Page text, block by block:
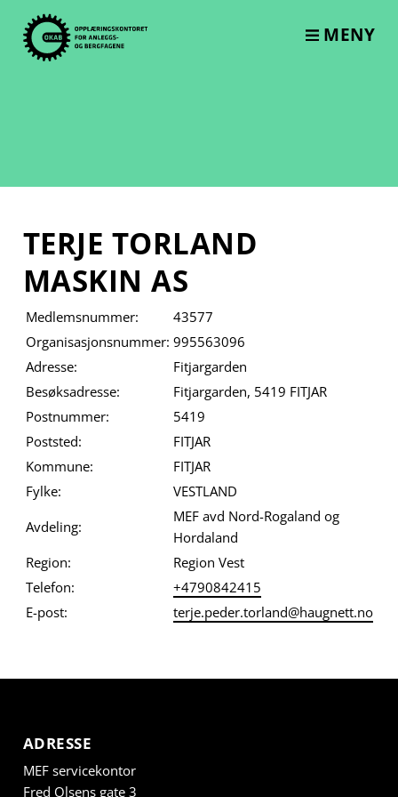
content
MENY
TERJE TORLAND
MASKIN AS
Medlemsnummer:
43577
Organisasjonsnummer: 995563096
Adresse:
Fitjargarden
Besøksadresse:
Fitjargarden, 5419 FITJAR
Postnummer:
5419
Poststed:
FITJAR
Kommune:
FITJAR
Fylke:
VESTLAND
Avdeling:
MEF avd Nord-Rogaland og
Hordaland
Region:
Region Vest
Telefon:
+4790842415
E-post:
terje.peder.torland@haugnett.no
ADRESSE
MEF servicekontor
Fred Olsens gate 3